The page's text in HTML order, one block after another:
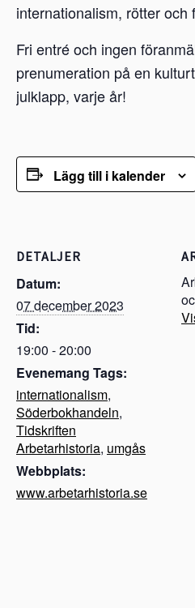
internationalism, rötter och
Fri entré och ingen
prenumeration på en
julklapp, varje år!
Lägg till i kalender
DETALJER
Datum:
07 december 2023
Tid:
19:00 - 20:00
Evenemang Tags:
internationalism,
Söderbokhandeln,
Tidskriften
Arbetarhistoria, umgås
Webbplats:
www.arbetarhistoria.se